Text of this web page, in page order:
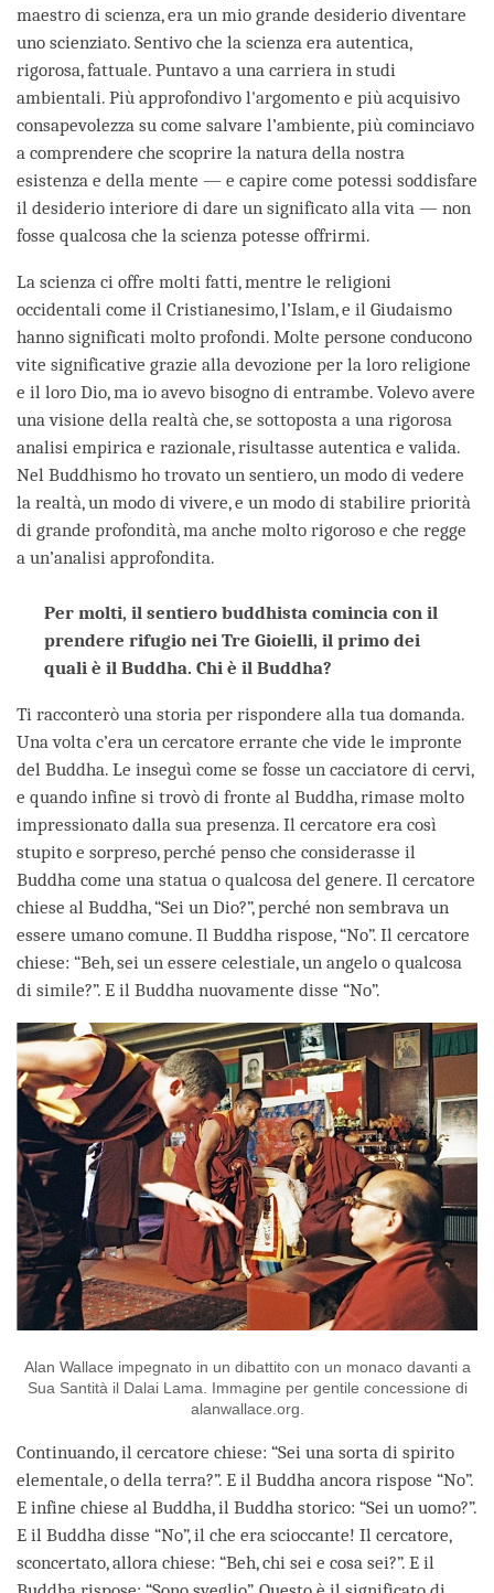
maestro di scienza, era un mio grande desiderio diventare
uno scienziato. Sentivo che la scienza era autentica,
rigorosa, fattuale. Puntavo a una carriera in studi
ambientali. Più approfondivo l'argomento e più acquisivo
consapevolezza su come salvare l’ambiente, più cominciavo
a comprendere che scoprire la natura della nostra
esistenza e della mente — e capire come potessi soddisfare
il desiderio interiore di dare un significato alla vita — non
fosse qualcosa che la scienza potesse offrirmi.
La scienza ci offre molti fatti, mentre le religioni
occidentali come il Cristianesimo, l’Islam, e il Giudaismo
hanno significati molto profondi. Molte persone conducono
vite significative grazie alla devozione per la loro religione
e il loro Dio, ma io avevo bisogno di entrambe. Volevo avere
una visione della realtà che, se sottoposta a una rigorosa
analisi empirica e razionale, risultasse autentica e valida.
Nel Buddhismo ho trovato un sentiero, un modo di vedere
la realtà, un modo di vivere, e un modo di stabilire priorità
di grande profondità, ma anche molto rigoroso e che regge
a un’analisi approfondita.
Per molti, il sentiero buddhista comincia con il
prendere rifugio nei Tre Gioielli, il primo dei
quali è il Buddha. Chi è il Buddha?
Ti racconterò una storia per rispondere alla tua domanda.
Una volta c’era un cercatore errante che vide le impronte
del Buddha. Le inseguì come se fosse un cacciatore di cervi,
e quando infine si trovò di fronte al Buddha, rimase molto
impressionato dalla sua presenza. Il cercatore era così
stupito e sorpreso, perché penso che considerasse il
Buddha come una statua o qualcosa del genere. Il cercatore
chiese al Buddha, “Sei un Dio?”, perché non sembrava un
essere umano comune. Il Buddha rispose, “No”. Il cercatore
chiese: “Beh, sei un essere celestiale, un angelo o qualcosa
di simile?”. E il Buddha nuovamente disse “No”.
Alan Wallace impegnato in un dibattito con un monaco davanti a
Sua Santità il Dalai Lama. Immagine per gentile concessione di
alanwallace.org.
Continuando, il cercatore chiese: “Sei una sorta di spirito
elementale, o della terra?”. E il Buddha ancora rispose “No”.
E infine chiese al Buddha, il Buddha storico: “Sei un uomo?”.
E il Buddha disse “No”, il che era scioccante! Il cercatore,
sconcertato, allora chiese: “Beh, chi sei e cosa sei?”. E il